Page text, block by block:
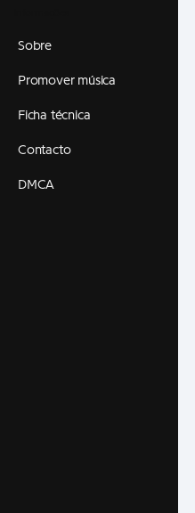
Sobre
Promover música
Ficha técnica
Contacto
DMCA